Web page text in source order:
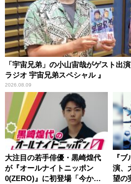
「宇宙兄弟」の小山宙哉がゲスト出
ラジオ 宇宙兄弟スペシャル 』
2026.08.09
大注目の若手俳優・黒崎煌代
が『オールナイトニッポン
0(ZERO)』に初登場「今から
『
演、
望の